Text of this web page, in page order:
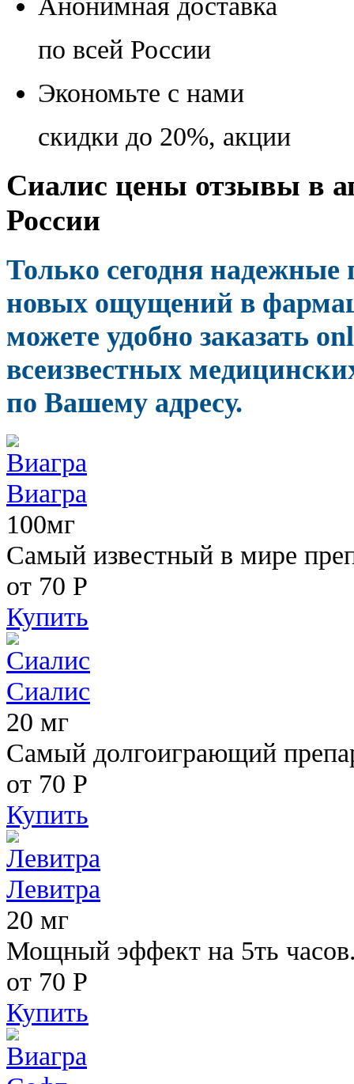
по всей России
Экономьте с нами
скидки до 20%, акции
Сиалис цены отзывы в
России
Только сегодня
новых ощущений в
можете удобно заказать
всеизвестных
по Вашему адресу.
Виагра
100мг
Самый известный в мире
от 70 Р
Купить
Сиалис
20 мг
Самый долгоиграющий
от 70 Р
Купить
Левитра
20 мг
Мощный эффект на 5ть
от 70 Р
Купить